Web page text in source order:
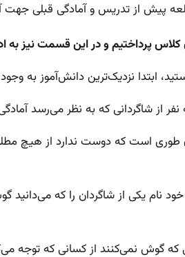
پیش از تدریس و آمادگی قبلی جهت
پرداختیم و در این قسمت نیز به
طوری است که دوست ندارد از هیچ
نام یکی از شاگردان را که